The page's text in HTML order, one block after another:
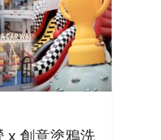
x 創意塗鴉洗